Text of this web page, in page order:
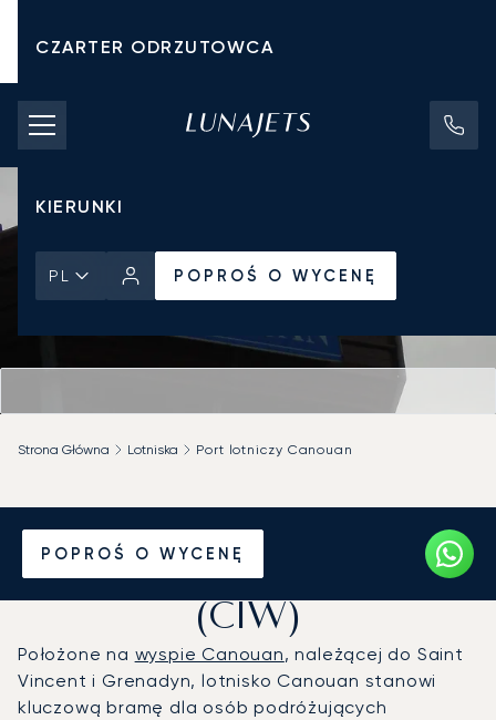
CZARTER ODRZUTOWCA
KOSZTY CZARTERU
PRYWATNE ODRZUTOWCE
KIERUNKI
PL POPROŚ O WYCENĘ
POPROŚ O WYCENĘ
Strona Główna Lotniska Port lotniczy Canouan
Prywatny odrzutowiec na
Port lotniczy Canouan
(CIW)
Położone na wyspie Canouan, należącej do Saint
Vincent i Grenadyn, lotnisko Canouan stanowi
kluczową bramę dla osób podróżujących